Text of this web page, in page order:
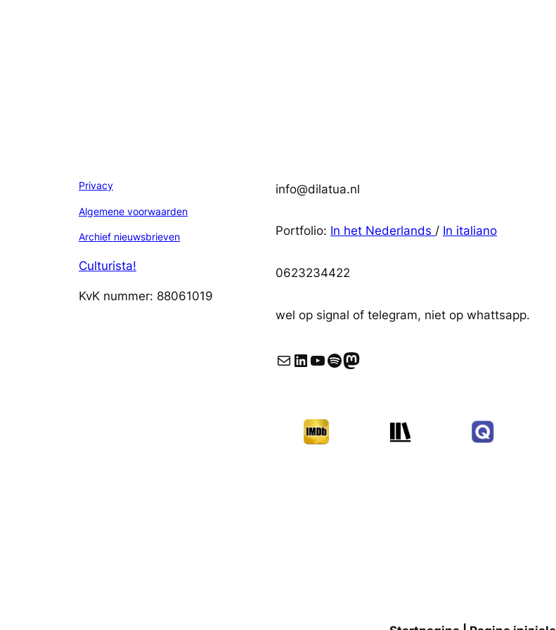
Privacy
Algemene voorwaarden
Archief nieuwsbrieven
Culturista!
KvK nummer: 88061019
info@dilatua.nl
Portfolio: In het Nederlands / In italiano
0623234422
wel op signal of telegram, niet op whattsapp.
E-mail LinkedIn YouTube Spotify Mastodon